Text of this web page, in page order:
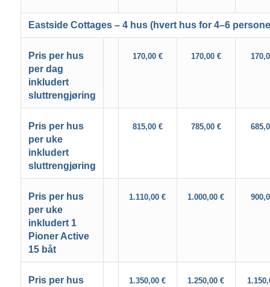
Eastside Cottages – 4 hus (hvert hus for 4–6
Pris per hus
per dag
inkludert
sluttrengjøring
170,00 € 170,00 €
Pris per hus
per uke
inkludert
sluttrengjøring
815,00 € 785,00 €
Pris per hus
per uke
inkludert 1
Pioner Active
15 båt
1.110,00 € 1.000,00 €
Pris per hus 1.350,00 € 1.250,00 €